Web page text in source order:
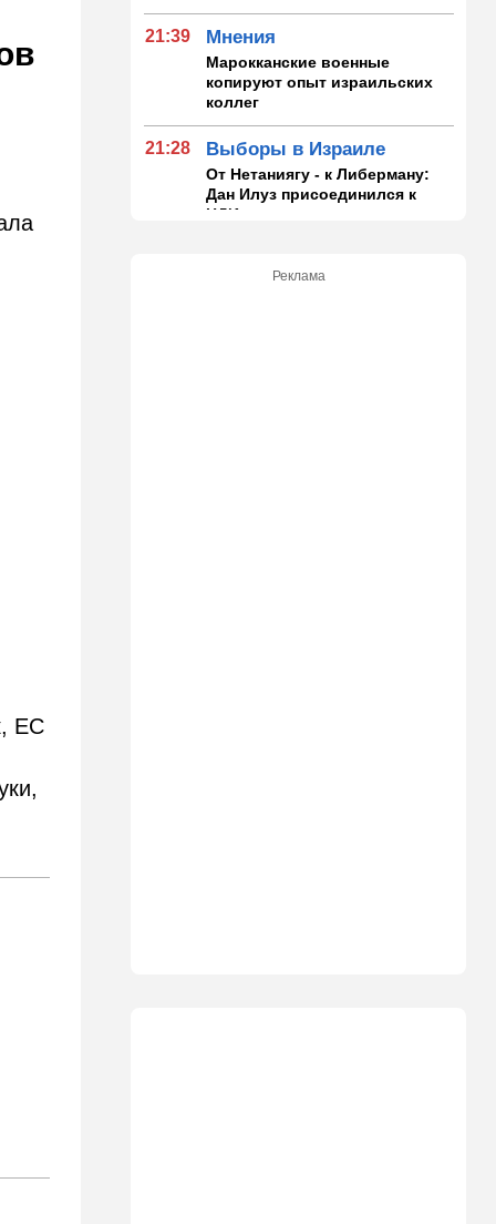
ЕС
21:39 Мнения
Марокканские военные
копируют опыт израильских
коллег
21:28 Выборы в Израиле
От Нетаниягу - к Либерману:
Дан Илуз присоединился к
НДИ
Грузия во тьме: столица
Реклама